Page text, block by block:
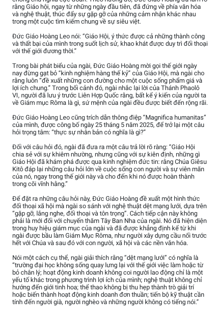
rằng Giáo hội, ngay từ những ngày đầu tiên, đã đứng về phía văn hóa
và nghệ thuật, thúc đẩy sự gặp gỡ của những cảm nhận khác nhau
trong một cuộc tìm kiếm chung về sự siêu việt.
Đức Giáo Hoàng Leo nói: “Giáo Hội, ý thức được cả những thành công
và thất bại của mình trong suốt lịch sử, khao khát được duy trì đối thoại
với thế giới đương thời.”
Trong bài phát biểu của ngài, Đức Giáo Hoàng mời gọi thế giới ngày
nay đừng gạt bỏ “kinh nghiệm hàng thế kỷ” của Giáo Hội, mà ngài cho
rằng luôn “đề xuất những con đường cho một cuộc sống phẩm giá và
lợi ích chung.” Trong bối cảnh đó, ngài nhắc lại lời của Thánh Phaolô
VI, người đã lưu ý trước Liên Hợp Quốc rằng, bất kể ý kiến của người ta
về Giám mục Rôma là gì, sứ mệnh của ngài đều được biết đến rộng rãi.
Đức Giáo Hoàng Leo cũng trích dẫn thông điệp “Magnifica humanitas”
của mình, được công bố ngày 25 tháng 5 năm 2025, để trở lại một câu
hỏi trọng tâm: “thực sự nhân bản có nghĩa là gì?”
Đối với câu hỏi đó, ngài đã đưa ra một câu trả lời rõ ràng: “Giáo Hội
chia sẻ với sự khiêm nhường, nhưng cũng với sự kiên định, những gì
Giáo Hội đã khám phá được qua kinh nghiệm đức tin: rằng Chúa Giêsu
Kitô đáp lại những câu hỏi lớn về cuộc sống con người và sự viên mãn
của nó, ngay trong thế giới này và cho đến khi nó được hoàn thành
trong cõi vĩnh hằng.”
Để đặt ra những câu hỏi này, Đức Giáo Hoàng đề xuất một hình thức
đối thoại xã hội mà ngài so sánh với nghệ thuật dệt mạng lưới, dựa trên
“gặp gỡ, lắng nghe, đối thoại và tôn trọng”. Cách tiếp cận này không
phải là mới đối với chuyến thăm Tây Ban Nha của ngài. Nó đã hiện diện
trong huy hiệu giám mục của ngài và đã được khẳng định kể từ khi
ngài được bầu làm Giám Mục Rôma, như người xây dựng cầu nối trước
hết với Chúa và sau đó với con người, xã hội và các nền văn hóa.
Nói một cách cụ thể, ngài giải thích rằng “dệt mạng lưới” có nghĩa là
“trường đại học không sống quay lưng lại với thế giới việc làm hoặc từ
bỏ chân lý; hoạt động kinh doanh không coi người lao động chỉ là một
yếu tố khác trong phương trình lợi ích của mình; nghệ thuật không chỉ
hướng đến giới tinh hoa; thể thao không bị thu hẹp thành trò giải trí
hoặc biến thành hoạt động kinh doanh đơn thuần; tiến bộ kỹ thuật cần
tính đến người già, người nghèo và những người không có tiếng nói.”